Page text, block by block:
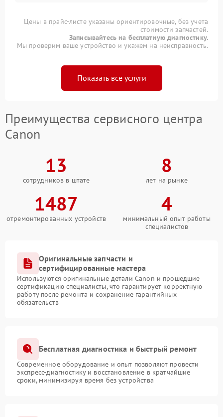
Цены в прайс-листе указаны ориентировочные, без учета
стоимости запчастей.
Записывайтесь на бесплатную диагностику.
Мы проверим ваше устройство и укажем на неисправность.
Показать все услуги
Преимущества сервисного центра
Canon
13
сотрудников в штате
8
лет на рынке
1487
отремонтированных устройств
4
минимальный опыт работы
специалистов
Оригинальные запчасти и
сертифицированные мастера
Используются оригинальные детали Canon и прошедшие
сертификацию специалисты, что гарантирует корректную
работу после ремонта и сохранение гарантийных
обязательств
Бесплатная диагностика и быстрый ремонт
Современное оборудование и опыт позволяют провести
экспресс-диагностику и восстановление в кратчайшие
сроки, минимизируя время без устройства